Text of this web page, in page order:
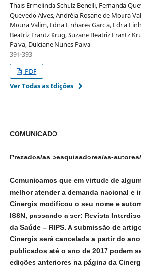
Thais Ermelinda Schulz Benelli, Fernanda
Quevedo Alves, Andréia Rosane de Moura
Moura Valim, Edna Linhares Garcia, Edna
Beatriz Frantz Krug, Suzane Beatriz Frantz
Paiva, Dulciane Nunes Paiva
391-393
PDF
Ver Todas as Edições
COMUNICADO
Prezados/as pesquisadores/as-
Comunicamos que em virtude de
melhor atender a demanda nacional e
Cinergis modificou o seu nome e
ISSN, passando a ser: Revista
da Saúde – RIPS. A submissão de
Cinergis será cancelada a partir do
publicados até o ano de 2017 podem
edições anteriores na página da